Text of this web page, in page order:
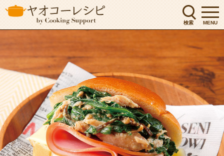
検索 MENU